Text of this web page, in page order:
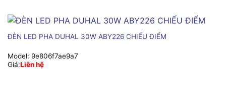
ĐÈN LED PHA DUHAL 30W ABY226 CHIẾU ĐIỂM
Model: 9e806f7ae9a7
Giá:Liên hệ